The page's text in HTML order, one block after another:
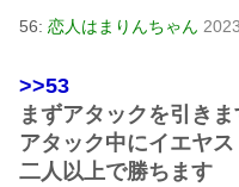
56: 恋人はまりんちゃん
>>53
まずアタックを引きま
アタック中にイエヤ
二人以上で勝ちます